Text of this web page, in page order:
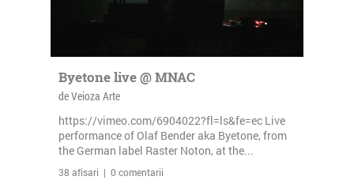
Byetone live @ MNAC
de Veioza Arte
https://vimeo.com/6904022?fl=ls&fe=ec Live
performance of Olaf Bender aka Byetone, from
the German label Raster Noton, at the...
38 afisari | 0 comentarii